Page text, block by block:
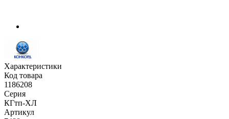
Характеристики
Код товара
1186208
Серия
КГтп-ХЛ
Артикул